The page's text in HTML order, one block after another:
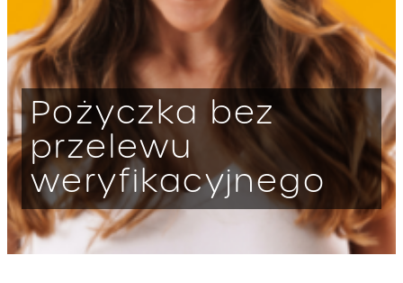
Pożyczka bez
przelewu
weryfikacyjnego
ograniczoną
odpowiedzialnością
ul. Grzybowska 87, 00-844
Warszawa
KRS: 0000803716
wpisana
jako Krajowa Instytucja Płatnicz
a do rejestru prowadzonego
przez Komisję Nadzoru
pod numerem IP62/2024